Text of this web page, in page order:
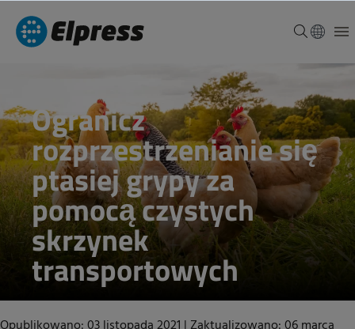
Ogranicz
rozprzestrzenianie się
ptasiej grypy za
pomocą czystych
skrzynek
transportowych